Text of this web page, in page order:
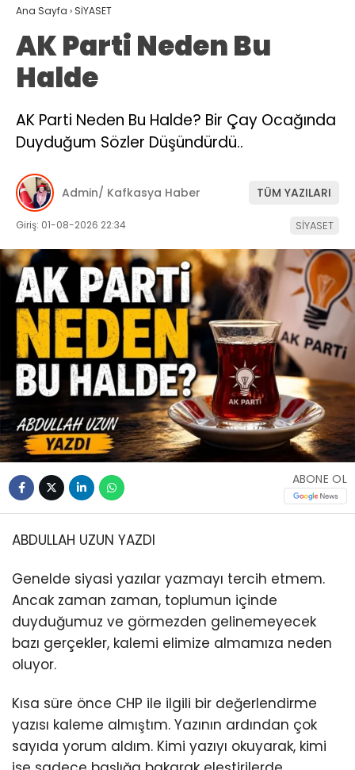
Ana Sayfa › SİYASET
AK Parti Neden Bu
Halde
AK Parti Neden Bu Halde? Bir Çay Ocağında
Duyduğum Sözler Düşündürdü..
Admin/ Kafkasya Haber TÜM YAZILARI
Giriş: 01-08-2026 22:34 SİYASET
ABONE OL
ABDULLAH UZUN YAZDI
Genelde siyasi yazılar yazmayı tercih etmem.
Ancak zaman zaman, toplumun içinde
duyduğumuz ve görmezden gelinemeyecek
bazı gerçekler, kalemi elimize almamıza neden
oluyor.
Kısa süre önce CHP ile ilgili bir değerlendirme
yazısı kaleme almıştım. Yazının ardından çok
sayıda yorum aldım. Kimi yazıyı okuyarak, kimi